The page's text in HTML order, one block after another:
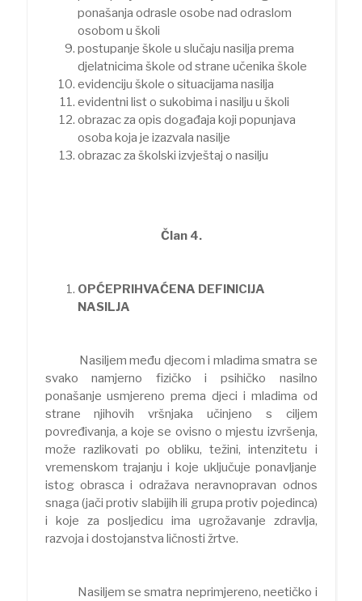
ponašanja odrasle osobe nad odraslom
osobom u školi
postupanje škole u slučaju nasilja prema
djelatnicima škole od strane učenika škole
evidenciju škole o situacijama nasilja
evidentni list o sukobima i nasilju u školi
obrazac za opis događaja koji popunjava
osoba koja je izazvala nasilje
obrazac za školski izvještaj o nasilju
Član 4.
OPĆEPRIHVAĆENA DEFINICIJA
NASILJA
Nasiljem među djecom i mladima smatra se
svako namjerno fizičko i psihičko nasilno
ponašanje usmjereno prema djeci i mladima od
strane njihovih vršnjaka učinjeno s ciljem
povređivanja, a koje se ovisno o mjestu izvršenja,
može razlikovati po obliku, težini, intenzitetu i
vremenskom trajanju i koje uključuje ponavljanje
istog obrasca i odražava neravnopravan odnos
snaga (jači protiv slabijih ili grupa protiv pojedinca)
i koje za posljedicu ima ugrožavanje zdravlja,
razvoja i dostojanstva ličnosti žrtve.
Nasiljem se smatra neprimjereno, neetičko i